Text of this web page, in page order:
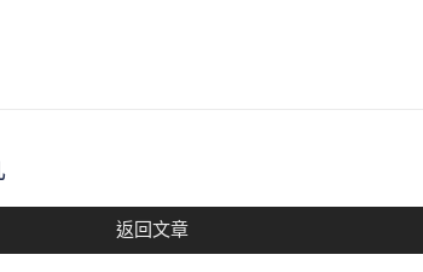
返回文章